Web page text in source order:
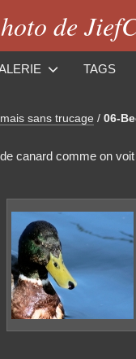
de
TAGS
sans trucage / 06-
canard comme on